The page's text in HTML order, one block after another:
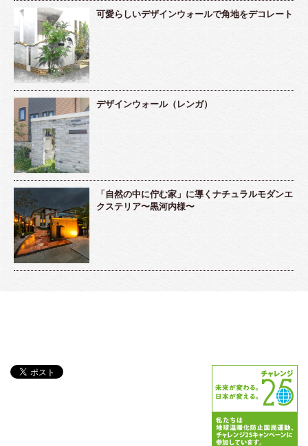
可愛らしいデザインウォールで角地をデコレート
デザインウォール（レンガ）
「自然の中に佇む家」に導くナチュラルモダンエ
クステリア〜黒河内様〜